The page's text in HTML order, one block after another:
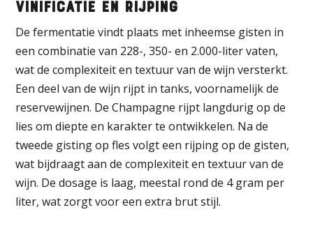
Vinificatie en Rijping
De fermentatie vindt plaats met inheemse gisten in
een combinatie van 228-, 350- en 2.000-liter vaten,
wat de complexiteit en textuur van de wijn versterkt.
Een deel van de wijn rijpt in tanks, voornamelijk de
reservewijnen. De Champagne rijpt langdurig op de
lies om diepte en karakter te ontwikkelen. Na de
tweede gisting op fles volgt een rijping op de gisten,
wat bijdraagt aan de complexiteit en textuur van de
wijn. De dosage is laag, meestal rond de 4 gram per
liter, wat zorgt voor een extra brut stijl.